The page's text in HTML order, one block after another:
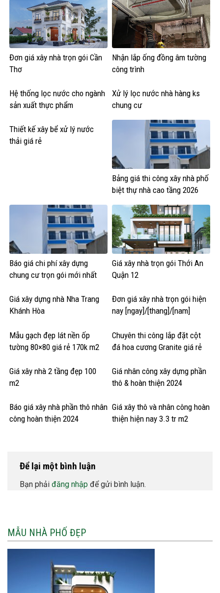
Đơn giá xây nhà trọn gói Cần
Thơ
Nhận lắp ống đồng âm tường
công trình
Hệ thống lọc nước cho ngành
sản xuất thực phẩm
Xử lý lọc nước nhà hàng ks
chung cư
Thiết kế xây bể xử lý nước
thải giá rẻ
Bảng giá thi công xây nhà phố
biệt thự nhà cao tầng 2026
Báo giá chi phí xây dựng
chung cư trọn gói mới nhất
Giá xây nhà trọn gói Thới An
Quận 12
Giá xây dựng nhà Nha Trang
Khánh Hòa
Đơn giá xây nhà trọn gói hiện
nay [ngay]/[thang]/[nam]
Mẫu gạch đẹp lát nền ốp
tường 80×80 giá rẻ 170k m2
Chuyên thi công lắp đặt cột
đá hoa cương Granite giá rẻ
Giá xây nhà 2 tầng đẹp 100
m2
Giá nhân công xây dựng phần
thô & hoàn thiện 2024
Báo giá xây nhà phần thô nhân
công hoàn thiện 2024
Giá xây thô và nhân công hoàn
thiện hiện nay 3.3 tr m2
Để lại một bình luận
Bạn phải đăng nhập để gửi bình luận.
MẪU NHÀ PHỐ ĐẸP